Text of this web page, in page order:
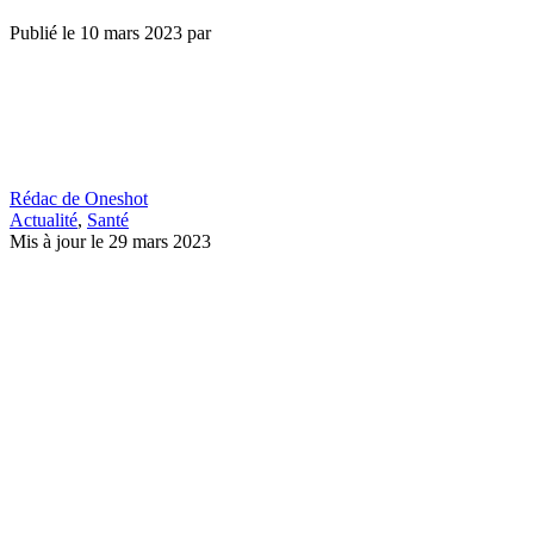
Publié le 10 mars 2023 par
Rédac de Oneshot
Actualité, Santé
Mis à jour le 29 mars 2023